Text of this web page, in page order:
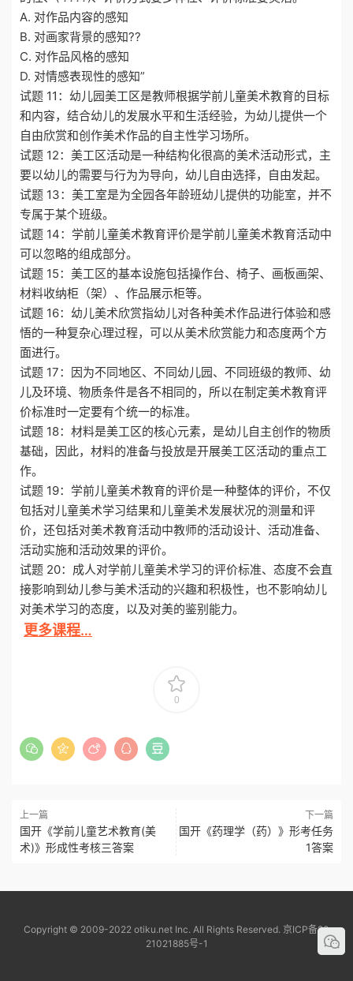
A. 对作品内容的感知
B. 对画家背景的感知??
C. 对作品风格的感知
D. 对情感表现性的感知”
试题 11：幼儿园美工区是教师根据学前儿童美术教育的目标
和内容，结合幼儿的发展水平和生活经验，为幼儿提供一个
自由欣赏和创作美术作品的自主性学习场所。
试题 12：美工区活动是一种结构化很高的美术活动形式，主
要以幼儿的需要与行为为导向，幼儿自由选择，自由发起。
试题 13：美工室是为全园各年龄班幼儿提供的功能室，并不
专属于某个班级。
试题 14：学前儿童美术教育评价是学前儿童美术教育活动中
可以忽略的组成部分。
试题 15：美工区的基本设施包括操作台、椅子、画板画架、
材料收纳柜（架）、作品展示柜等。
试题 16：幼儿美术欣赏指幼儿对各种美术作品进行体验和感
悟的一种复杂心理过程，可以从美术欣赏能力和态度两个方
面进行。
试题 17：因为不同地区、不同幼儿园、不同班级的教师、幼
儿及环境、物质条件是各不相同的，所以在制定美术教育评
价标准时一定要有个统一的标准。
试题 18：材料是美工区的核心元素，是幼儿自主创作的物质
基础，因此，材料的准备与投放是开展美工区活动的重点工
作。
试题 19：学前儿童美术教育的评价是一种整体的评价，不仅
包括对儿童美术学习结果和儿童美术发展状况的测量和评
价，还包括对美术教育活动中教师的活动设计、活动准备、
活动实施和活动效果的评价。
试题 20：成人对学前儿童美术学习的评价标准、态度不会直
接影响到幼儿参与美术活动的兴趣和积极性，也不影响幼儿
对美术学习的态度，以及对美的鉴别能力。
更多课程…
0
上一篇
国开《学前儿童艺术教育(美
术)》形成性考核三答案
下一篇
国开《药理学（药）》形考任务
1答案
Copyright © 2009-2022 otiku.net Inc. All Rights Reserved. 京ICP备20
21021885号-1